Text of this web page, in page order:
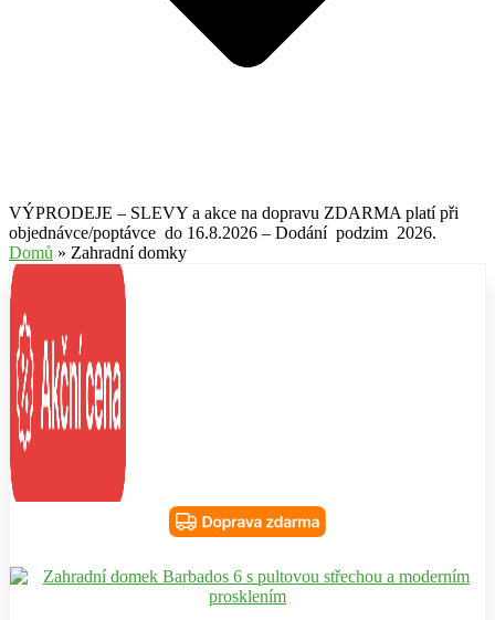
VÝPRODEJE – SLEVY a akce na dopravu ZDARMA platí při
objednávce/poptávce do 16.8.2026 – Dodání podzim 2026.
Domů » Zahradní domky